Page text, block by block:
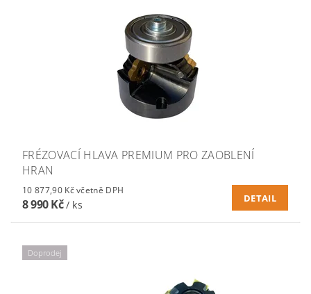
FRÉZOVACÍ HLAVA PREMIUM PRO ZAOBLENÍ
HRAN
10 877,90 Kč včetně DPH
8 990 Kč/ ks
DETAIL
Doprodej